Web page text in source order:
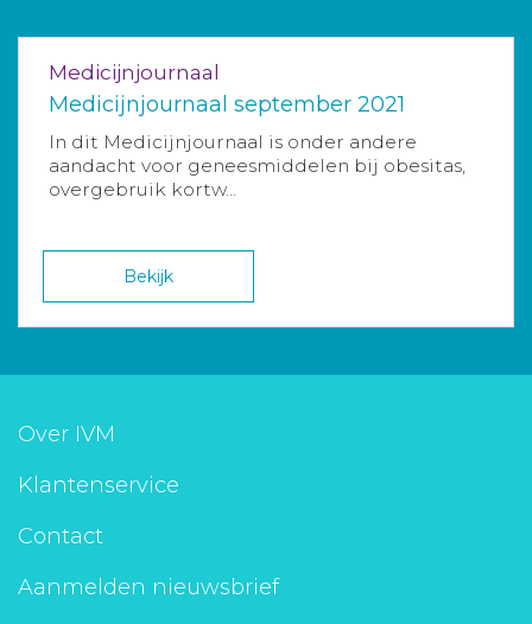
Medicijnjournaal
Medicijnjournaal september 2021
In dit Medicijnjournaal is onder andere
aandacht voor geneesmiddelen bij obesitas,
overgebruik kortw...
Bekijk
Over IVM
Klantenservice
Contact
Aanmelden nieuwsbrief